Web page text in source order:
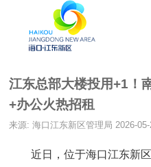
江东总部大楼投用+1！
+办公火热招租
来源: 海口江东新区管理局 2026-
近日，位于海口江东新